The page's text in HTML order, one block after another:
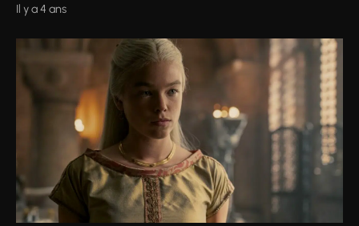
Il y a 4 ans